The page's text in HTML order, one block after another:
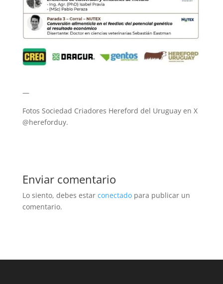
—
Fotos Sociedad Criadores Hereford del Uruguay en X
@hereforduy.
Enviar comentario
Lo siento, debes estar conectadopara publicar un
comentario.